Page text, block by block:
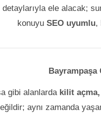
ele alacak;
konuyu SEO uyumlu,
gibi alanlarda kilit
aynı zamanda